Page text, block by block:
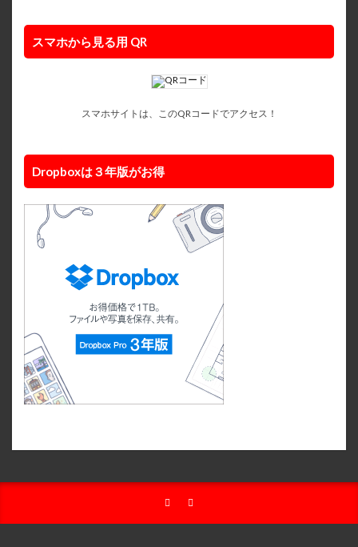
スマホから見る用 QR
スマホサイトは、このQRコードでアクセス！
Dropboxは３年版がお得